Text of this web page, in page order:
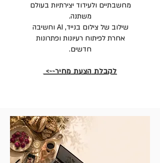
מחשבתיים ולעידוד יצירתיות בעולם
משתנה.
שילוב של צילום בנייד, AI וחשיבה
אחרת לפיתוח רעיונות ופתרונות
חדשים.
לקבלת הצעת מחיר-->